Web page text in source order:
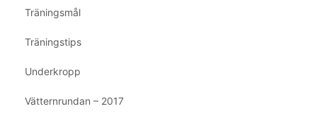
Träningsmål
Träningstips
Underkropp
Vätternrundan – 2017